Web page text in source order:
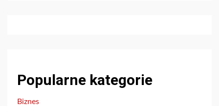
Popularne kategorie
Biznes